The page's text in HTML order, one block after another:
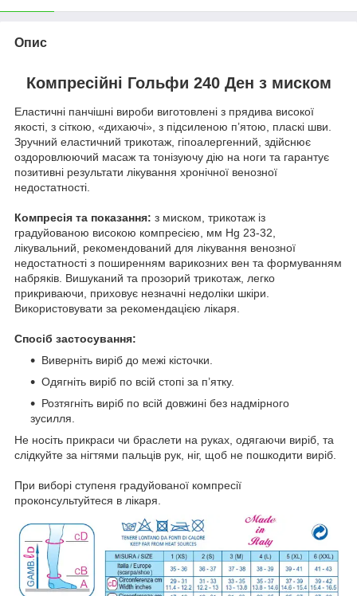
Опис
Компресійні Гольфи 240 Ден з миском
Еластичні панчішні вироби виготовлені з прядива високої
якості, з сіткою, «дихаючі», з підсиленою п’ятою, пласкі шви.
Зручний еластичний трикотаж, гіпоалергенний, здійснює
оздоровлюючий масаж та тонізуючу дію на ноги та гарантує
позитивні результати лікування хронічної венозної
недостатності.
Компресія та показання: з миском, трикотаж із
градуйованою високою компресією, мм Hg 23-32,
лікувальний, рекомендований для лікування венозної
недостатності з поширенням варикозних вен та формуванням
набряків. Вишуканий та прозорий трикотаж, легко
прикриваючи, приховує незначні недоліки шкіри.
Використовувати за рекомендацією лікаря.
Спосіб застосування:
Виверніть виріб до межі кісточки.
Одягніть виріб по всій стопі за п’ятку.
Розтягніть виріб по всій довжині без надмірного
зусилля.
Не носіть прикраси чи браслети на руках, одягаючи виріб, та
слідкуйте за нігтями пальців рук, ніг, щоб не пошкодити виріб.
При виборі ступеня градуйованої компресії
проконсультуйтеся в лікаря.